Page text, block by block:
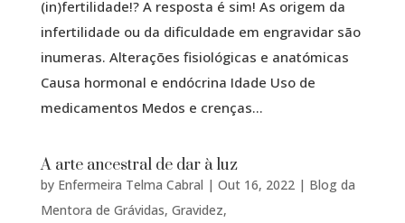
(in)fertilidade!? A resposta é sim! As origem da
infertilidade ou da dificuldade em engravidar são
inumeras. Alterações fisiológicas e anatómicas
Causa hormonal e endócrina Idade Uso de
medicamentos Medos e crenças...
A arte ancestral de dar à luz
by Enfermeira Telma Cabral | Out 16, 2022| Blog da
Mentora de Grávidas, Gravidez,